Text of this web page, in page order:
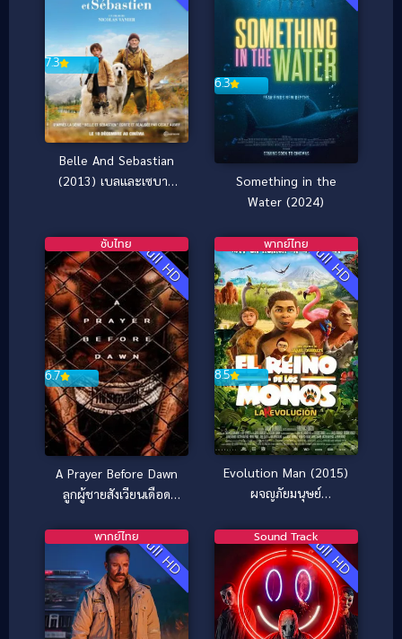
7.3
Belle And Sebastian
(2013) เบลและเซบาส
6.3
Something in the
Water (2024)
Full HD
6.7
ซับไทย
A Prayer Before Dawn
ลูกผู้ชายสังเวียนเดือด
Full HD
8.5
พากย์ไทย
Evolution Man (2015)
ผจญภัยมนุษย์
Full HD
พากย์ไทย Full HD
Sound Track